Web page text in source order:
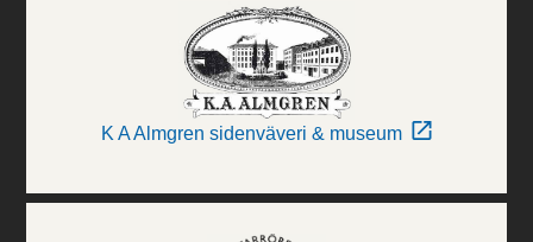
K A Almgren sidenväveri & museum